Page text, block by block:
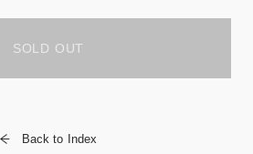
SOLD OUT
Back to Index